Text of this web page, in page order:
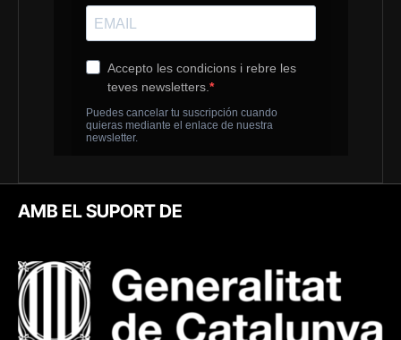
AMB EL SUPORT DE